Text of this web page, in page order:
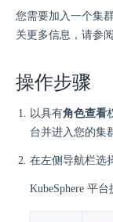
您需要加入一个集
关更多信息，请参阅
操作步骤
以具有角色查看
台并进入您的集
在左侧导航栏选
KubeSphere 平